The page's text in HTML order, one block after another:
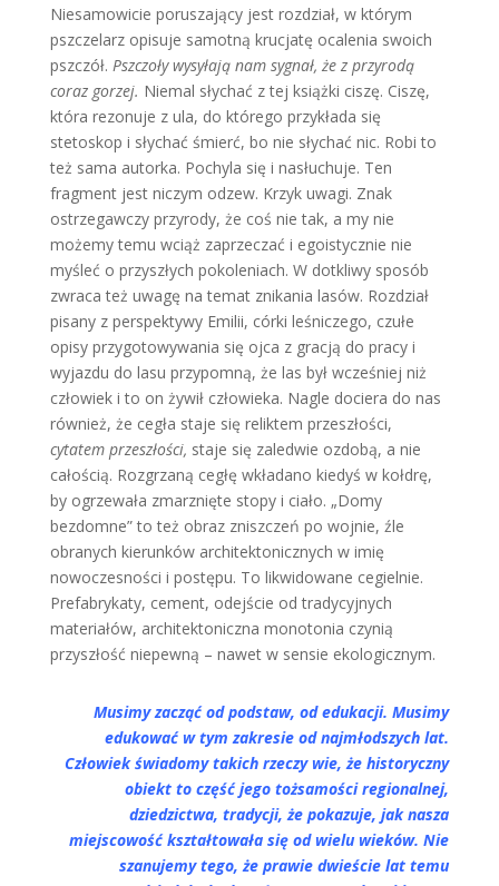
Niesamowicie poruszający jest rozdział, w którym
pszczelarz opisuje samotną krucjatę ocalenia swoich
pszczół. Pszczoły wysyłają nam sygnał, że z przyrodą
coraz gorzej. Niemal słychać z tej książki ciszę. Ciszę,
która rezonuje z ula, do którego przykłada się
stetoskop i słychać śmierć, bo nie słychać nic. Robi to
też sama autorka. Pochyla się i nasłuchuje. Ten
fragment jest niczym odzew. Krzyk uwagi. Znak
ostrzegawczy przyrody, że coś nie tak, a my nie
możemy temu wciąż zaprzeczać i egoistycznie nie
myśleć o przyszłych pokoleniach. W dotkliwy sposób
zwraca też uwagę na temat znikania lasów. Rozdział
pisany z perspektywy Emilii, córki leśniczego, czułe
opisy przygotowywania się ojca z gracją do pracy i
wyjazdu do lasu przypomną, że las był wcześniej niż
człowiek i to on żywił człowieka. Nagle dociera do nas
również, że cegła staje się reliktem przeszłości,
cytatem przeszłości, staje się zaledwie ozdobą, a nie
całością. Rozgrzaną cegłę wkładano kiedyś w kołdrę,
by ogrzewała zmarznięte stopy i ciało. „Domy
bezdomne” to też obraz zniszczeń po wojnie, źle
obranych kierunków architektonicznych w imię
nowoczesności i postępu. To likwidowane cegielnie.
Prefabrykaty, cement, odejście od tradycyjnych
materiałów, architektoniczna monotonia czynią
przyszłość niepewną – nawet w sensie ekologicznym.
Musimy zacząć od podstaw, od edukacji. Musimy
edukować w tym zakresie od najmłodszych lat.
Człowiek świadomy takich rzeczy wie, że historyczny
obiekt to część jego tożsamości regionalnej,
dziedzictwa, tradycji, że pokazuje, jak nasza
miejscowość kształtowała się od wielu wieków. Nie
szanujemy tego, że prawie dwieście lat temu